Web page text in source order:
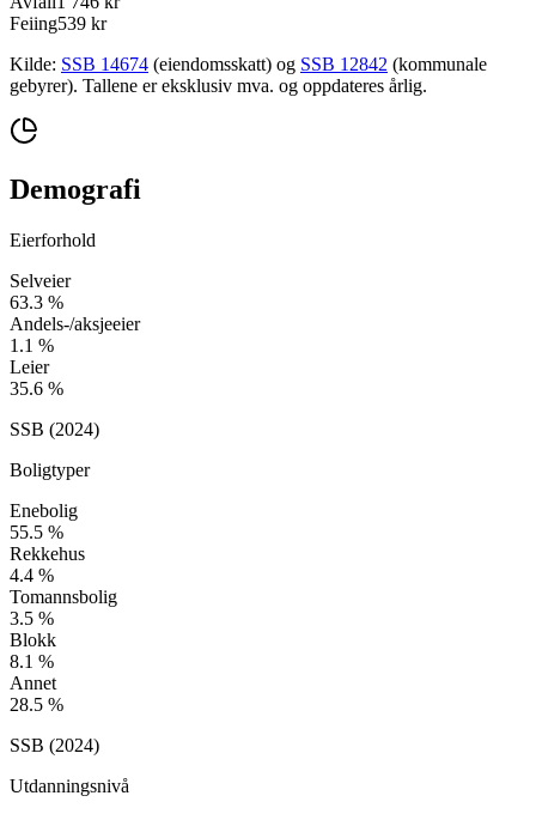
Feiing539 kr
Kilde: SSB 14674 (eiendomsskatt) og SSB 12842 (kommunale
gebyrer). Tallene er eksklusiv mva. og oppdateres årlig.
Demografi
Eierforhold
Selveier
63.3 %
Andels-/aksjeeier
1.1 %
Leier
35.6 %
SSB (2024)
Boligtyper
Enebolig
55.5 %
Rekkehus
4.4 %
Tomannsbolig
3.5 %
Blokk
8.1 %
Annet
28.5 %
SSB (2024)
Utdanningsnivå